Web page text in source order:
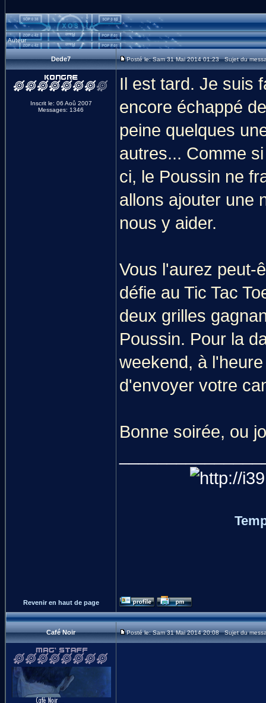
Auteur
Dede7 Posté le: Sam 31 Mai 2014 01:23 Sujet du
Inscrit le: 06 Aoû 2007
Messages: 1346
Il est tard. Je suis
encore échappé
peine quelques
autres... Comme
ci, le Poussin ne
allons ajouter une
nous y aider.
Vous l'aurez peut-
défie au Tic Tac
deux grilles
Poussin. Pour la
weekend, à
d'envoyer votre
Bonne soirée, ou
Revenir en haut de page
Café Noir Posté le: Sam 31 Mai 2014 20:08 Sujet du